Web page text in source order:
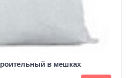
в мешках